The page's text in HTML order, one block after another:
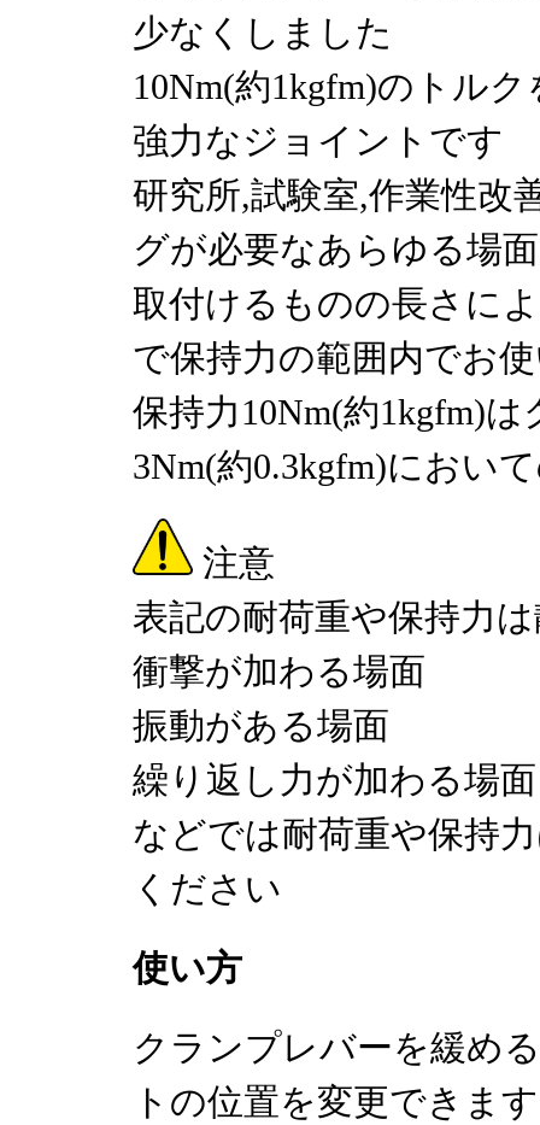
少なくしました
10Nm(約1kgfm)のトル
強力なジョイントです
研究所,試験室,作業性改
グが必要なあらゆる場
取付けるものの長さに
で保持力の範囲内でお
保持力10Nm(約1kgfm)
3Nm(約0.3kgfm)におい
注意
表記の耐荷重や保持力
衝撃が加わる場面
振動がある場面
繰り返し力が加わる場面
などでは耐荷重や保持
ください
使い方
クランプレバーを緩め
トの位置を変更できます